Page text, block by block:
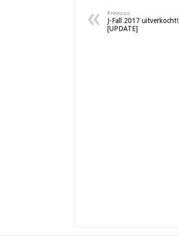
Previous
J-Fall 2017 uitverkocht!
[UPDATE]